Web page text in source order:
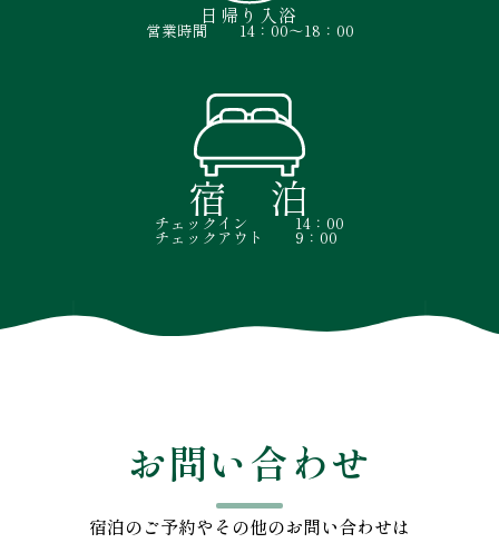
日帰り入浴
営業時間 14：00〜18：00
宿 泊
チェックイン 14：00
チェックアウト 9：00
お問い合わせ
宿泊のご予約やその他のお問い合わせは